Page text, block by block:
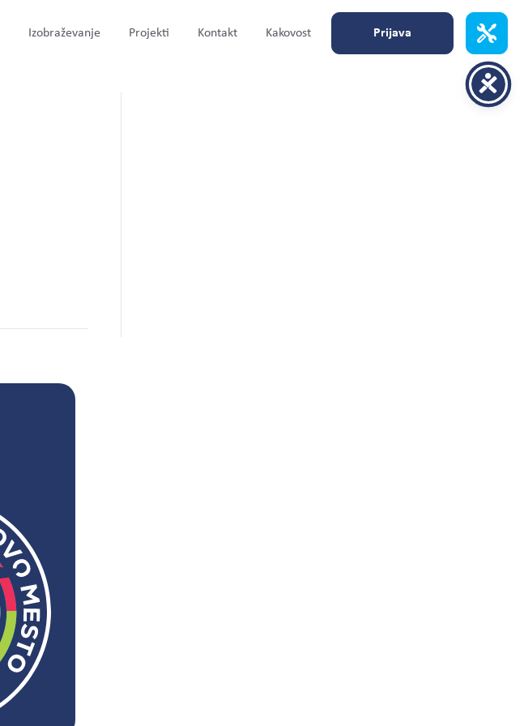
Izobraževanje Projekti Kontakt Kakovost Prijava